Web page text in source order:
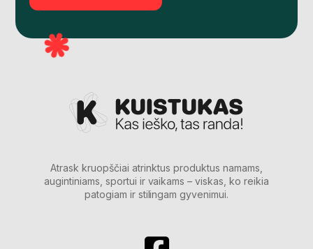
Atrask kruopščiai atrinktus produktus namams,
augintiniams, sportui ir vaikams – viskas, ko reikia
patogiam ir stilingam gyvenimui.